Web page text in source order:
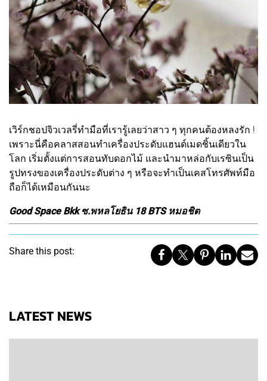
เวิร์กชอปจิวเวลรี่ทำมือที่เรารู้เลยว่าสาว ๆ ทุกคนต้องหลงรัก !
เพราะนี่คือคลาสสอนทำเครื่องประดับแฮนด์เมดชิ้นเดียวใน
โลก เริ่มตั้งแต่การสอนทับดอกไม้ และนำมาหล่อกับเรซินเป็น
รูปทรงของเครื่องประดับต่าง ๆ หรือจะทำเป็นเคสโทรศัพท์มือ
ถือก็ได้เหมือนกันนะ
Good Space Bkk ซ.พหลโยธิน 18 BTS หมอชิต
Share this post:
LATEST NEWS